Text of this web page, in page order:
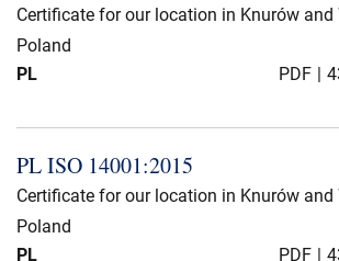
Certificate for our location in Knurów and
Poland
PL
PDF
PL ISO 14001:2015
Certificate for our location in Knurów and
Poland
PL
PDF